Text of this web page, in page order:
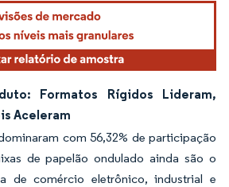
Formatos Rígidos Lideram,
Aceleram
com 56,32% de participação
de papelão ondulado ainda são o
de comércio eletrônico, industrial e